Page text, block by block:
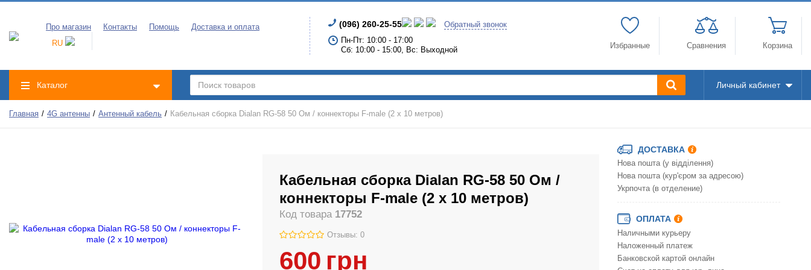
Про магазин Контакты Помощь
Доставка и оплата
RU
(096) 260-25-55
Обратный звонок
Пн-Пт: 10:00 - 17:00
Сб: 10:00 - 15:00, Вс: Выходной
Избранные Сравнения Корзина
Каталог Личный кабинет
Главная 4G антенны Антенный кабель Кабельная сборка Dialan RG-58 50 Ом / коннекторы F-male (2 x 10 метров)
Кабельная сборка Dialan RG-58 50 Ом /
коннекторы F-male (2 x 10 метров)
Код товара 17752
Отзывы: 0
600 грн
ДОСТАВКА
Нова пошта (у відділення)
Нова пошта (кур'єром за адресою)
Укрпочта (в отделение)
ОПЛАТА
Наличными курьеру
Наложенный платеж
Банковской картой онлайн